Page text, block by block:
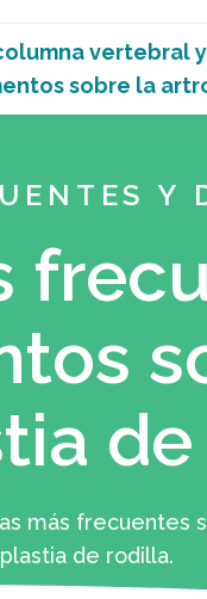
vertebral
sobre la
Y
más frecuentes
de rodilla.